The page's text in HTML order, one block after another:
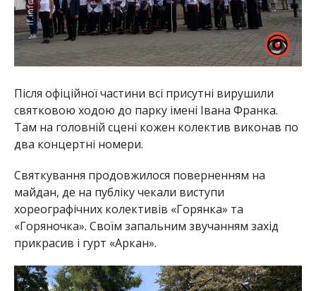
Після офіційної частини всі присутні вирушили
святковою ходою до парку імені Івана Франка.
Там на головній сцені кожен колектив виконав по
два концертні номери.
Святкування продовжилося поверненням на
майдан, де на публіку чекали виступи
хореографічних колективів «Горянка» та
«Горяночка». Своїм запальним звучанням захід
прикрасив і гурт «Аркан».